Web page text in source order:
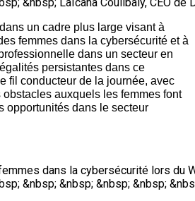
un cadre plus large visant à
femmes dans la cybersécurité et à
dans un secteur en
persistantes dans ce
fil conducteur de la journée, avec
auxquels les femmes font
opportunités dans le secteur
&nbsp; &nbsp; &nbsp; &nbsp;